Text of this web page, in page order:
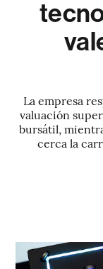
La empresa
valuación
bursátil,
cerca la